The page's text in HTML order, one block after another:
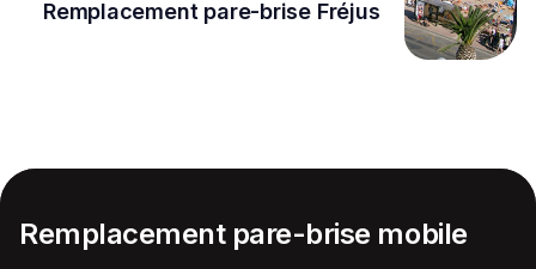
Remplacement pare-brise Fréjus
Remplacement pare-brise mobile